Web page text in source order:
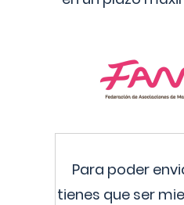
Para poder
tienes que ser